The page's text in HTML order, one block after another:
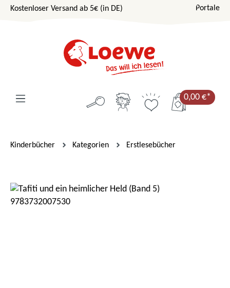
Zum Hauptinhalt springen
Kostenloser Versand ab 5€ (in DE) Portale
0,00 €*
Kinderbücher Kategorien Erstlesebücher
Bildergalerie überspringen